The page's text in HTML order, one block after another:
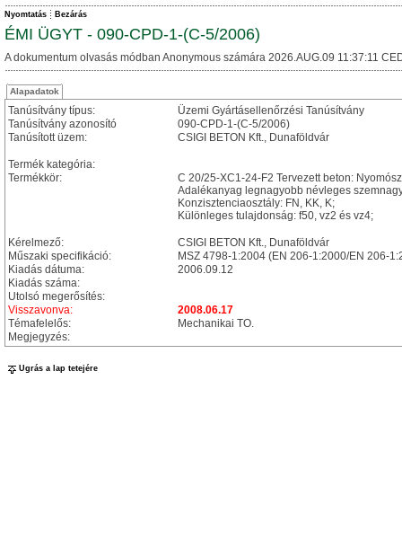
Nyomtatás Bezárás
ÉMI ÜGYT - 090-CPD-1-(C-5/2006)
A dokumentum olvasás módban Anonymous számára 2026.AUG.09 11:37:11
Alapadatok
Tanúsítvány típus:
Üzemi Gyártásellenőrzési Tanúsítvány
Tanúsítvány azonosító
090-CPD-1-(C-5/2006)
Tanúsított üzem:
CSIGI BETON Kft., Dunaföldvár
Termék kategória:
Termékkör:
C 20/25-XC1-24-F2 Tervezett beton:
Adalékanyag legnagyobb névleges
Konzisztenciaosztály: FN, KK, K;
Különleges tulajdonság: f50, vz2 és vz4;
Kérelmező:
CSIGI BETON Kft., Dunaföldvár
Műszaki specifikáció:
MSZ 4798-1:2004 (EN 206-1:2000/EN 206-
Kiadás dátuma:
2006.09.12
Kiadás száma:
Utolsó megerősítés:
Visszavonva:
2008.06.17
Témafelelős:
Mechanikai TO.
Megjegyzés:
Ugrás a lap tetejére